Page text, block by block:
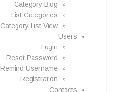
Category Blog
List Categories
Category List View
Users
Login
Reset Password
Remind Username
Registration
Contacts